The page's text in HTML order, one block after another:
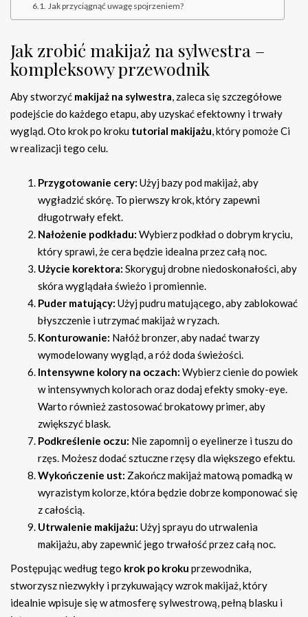
Jak przyciągnąć uwagę spojrzeniem?
Jak zrobić makijaż na sylwestra –
kompleksowy przewodnik
Aby stworzyć makijaż na sylwestra, zaleca się szczegółowe
podejście do każdego etapu, aby uzyskać efektowny i trwały
wygląd. Oto krok po kroku tutorial makijażu, który pomoże Ci
w realizacji tego celu.
Przygotowanie cery: Użyj bazy pod makijaż, aby
wygładzić skórę. To pierwszy krok, który zapewni
długotrwały efekt.
Nałożenie podkładu: Wybierz podkład o dobrym kryciu,
który sprawi, że cera będzie idealna przez całą noc.
Użycie korektora: Skoryguj drobne niedoskonałości, aby
skóra wyglądała świeżo i promiennie.
Puder matujący: Użyj pudru matującego, aby zablokować
błyszczenie i utrzymać makijaż w ryzach.
Konturowanie: Nałóż bronzer, aby nadać twarzy
wymodelowany wygląd, a róż doda świeżości.
Intensywne kolory na oczach: Wybierz cienie do powiek
w intensywnych kolorach oraz dodaj efekty smoky-eye.
Warto również zastosować brokatowy primer, aby
zwiększyć blask.
Podkreślenie oczu: Nie zapomnij o eyelinerze i tuszu do
rzęs. Możesz dodać sztuczne rzęsy dla większego efektu.
Wykończenie ust: Zakończ makijaż matową pomadką w
wyrazistym kolorze, która będzie dobrze komponować się
z całością.
Utrwalenie makijażu: Użyj sprayu do utrwalenia
makijażu, aby zapewnić jego trwałość przez całą noc.
Postępując według tego krok po kroku przewodnika,
stworzysz niezwykły i przykuwający wzrok makijaż, który
idealnie wpisuje się w atmosferę sylwestrową, pełną blasku i